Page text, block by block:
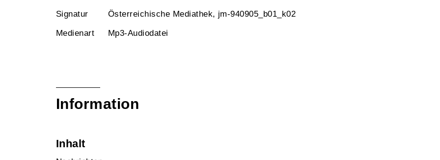
Signatur Österreichische Mediathek, jm-940905_b01_k02
Medienart Mp3-Audiodatei
Information
Inhalt